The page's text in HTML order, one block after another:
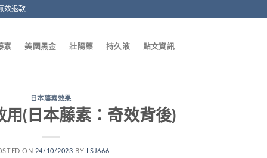
效退款
素 美國黑金 壯陽藥 持久液 貼文資訊
日本藤素效果
用(日本藤素：奇效背後)
ON 24/10/2023 BY LSJ666